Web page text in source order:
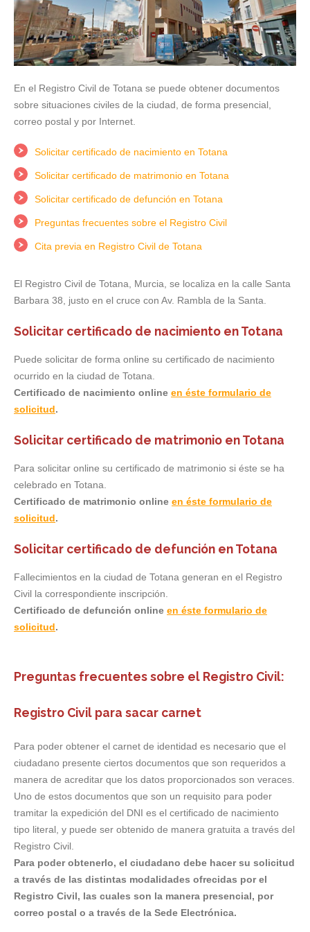
En el Registro Civil de Totana se puede obtener documentos
sobre situaciones civiles de la ciudad, de forma presencial,
correo postal y por Internet.
Solicitar certificado de nacimiento en Totana
Solicitar certificado de matrimonio en Totana
Solicitar certificado de defunción en Totana
Preguntas frecuentes sobre el Registro Civil
Cita previa en Registro Civil de Totana
El Registro Civil de Totana, Murcia, se localiza en la calle Santa
Barbara 38, justo en el cruce con Av. Rambla de la Santa.
Solicitar certificado de nacimiento en Totana
Puede solicitar de forma online su certificado de nacimiento
ocurrido en la ciudad de Totana.
Certificado de nacimiento online en éste formulario de
solicitud.
Solicitar certificado de matrimonio en Totana
Para solicitar online su certificado de matrimonio si éste se ha
celebrado en Totana.
Certificado de matrimonio online en éste formulario de
solicitud.
Solicitar certificado de defunción en Totana
Fallecimientos en la ciudad de Totana generan en el Registro
Civil la correspondiente inscripción.
Certificado de defunción online en éste formulario de
solicitud.
Preguntas frecuentes sobre el Registro Civil:
Registro Civil para sacar carnet
Para poder obtener el carnet de identidad es necesario que el
ciudadano presente ciertos documentos que son requeridos a
manera de acreditar que los datos proporcionados son veraces.
Uno de estos documentos que son un requisito para poder
tramitar la expedición del DNI es el certificado de nacimiento
tipo literal, y puede ser obtenido de manera gratuita a través del
Registro Civil.
Para poder obtenerlo, el ciudadano debe hacer su solicitud
a través de las distintas modalidades ofrecidas por el
Registro Civil, las cuales son la manera presencial, por
correo postal o a través de la Sede Electrónica.